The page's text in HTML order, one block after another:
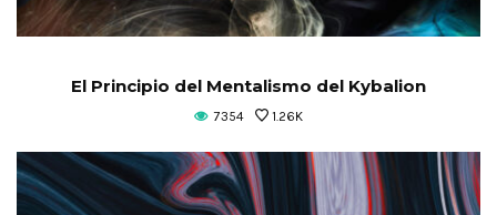
El Principio del Mentalismo del Kybalion
7354 1.26K